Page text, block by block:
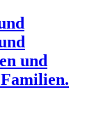
und